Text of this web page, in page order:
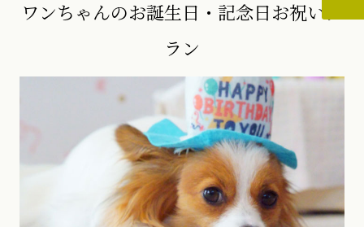
ワンちゃんのお誕生日・記念日お祝いプ
ラン